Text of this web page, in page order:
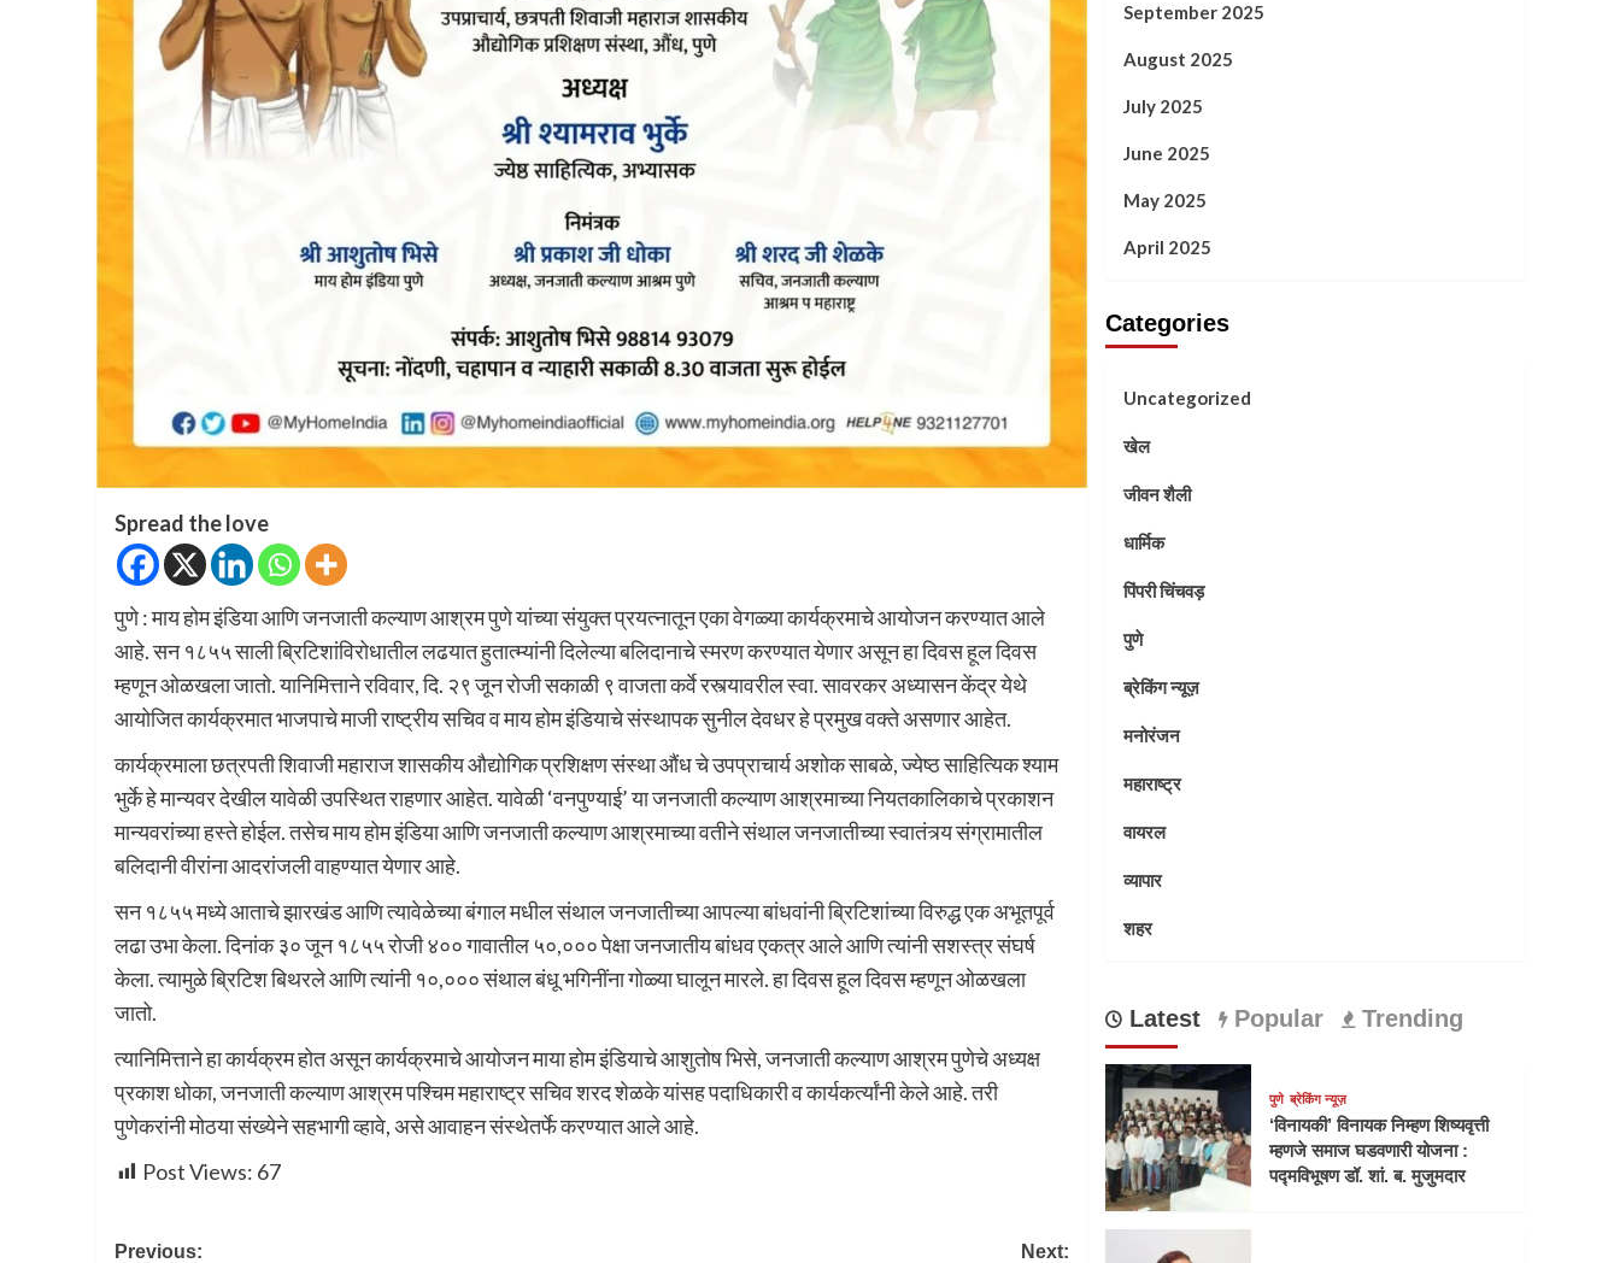
Spread the love
पुणे : माय होम इंडिया आणि जनजाती कल्याण आश्रम पुणे यांच्या संयुक्त प्रयत्नातून एका वेगळ्या कार्यक्रमाचे आयोजन करण्यात आले
आहे. सन १८५५ साली ब्रिटिशांविरोधातील लढयात हुतात्म्यांनी दिलेल्या बलिदानाचे स्मरण करण्यात येणार असून हा दिवस हूल दिवस
म्हणून ओळखला जातो. यानिमित्ताने रविवार, दि. २९ जून रोजी सकाळी ९ वाजता कर्वे रस्त्यावरील स्वा. सावरकर अध्यासन केंद्र येथे
आयोजित कार्यक्रमात भाजपाचे माजी राष्ट्रीय सचिव व माय होम इंडियाचे संस्थापक सुनील देवधर हे प्रमुख वक्ते असणार आहेत.
कार्यक्रमाला छत्रपती शिवाजी महाराज शासकीय औद्योगिक प्रशिक्षण संस्था औंध चे उपप्राचार्य अशोक साबळे, ज्येष्ठ साहित्यिक श्याम
भुर्के हे मान्यवर देखील यावेळी उपस्थित राहणार आहेत. यावेळी ‘वनपुण्याई’ या जनजाती कल्याण आश्रमाच्या नियतकालिकाचे प्रकाशन
मान्यवरांच्या हस्ते होईल. तसेच माय होम इंडिया आणि जनजाती कल्याण आश्रमाच्या वतीने संथाल जनजातीच्या स्वातंत्र्य संग्रामातील
बलिदानी वीरांना आदरांजली वाहण्यात येणार आहे.
सन १८५५ मध्ये आताचे झारखंड आणि त्यावेळेच्या बंगाल मधील संथाल जनजातीच्या आपल्या बांधवांनी ब्रिटिशांच्या विरुद्ध एक अभूतपूर्व
लढा उभा केला. दिनांक ३० जून १८५५ रोजी ४०० गावातील ५०,००० पेक्षा जनजातीय बांधव एकत्र आले आणि त्यांनी सशस्त्र संघर्ष
केला. त्यामुळे ब्रिटिश बिथरले आणि त्यांनी १०,००० संथाल बंधू भगिनींना गोळ्या घालून मारले. हा दिवस हूल दिवस म्हणून ओळखला
जातो.
त्यानिमित्ताने हा कार्यक्रम होत असून कार्यक्रमाचे आयोजन माया होम इंडियाचे आशुतोष भिसे, जनजाती कल्याण आश्रम पुणेचे अध्यक्ष
प्रकाश धोका, जनजाती कल्याण आश्रम पश्चिम महाराष्ट्र सचिव शरद शेळके यांसह पदाधिकारी व कार्यकर्त्यांनी केले आहे. तरी
पुणेकरांनी मोठया संख्येने सहभागी व्हावे, असे आवाहन संस्थेतर्फे करण्यात आले आहे.
Post Views: 67
Previous:
Next:
September 2025
August 2025
July 2025
June 2025
May 2025
April 2025
Categories
Uncategorized
खेल
जीवन शैली
धार्मिक
पिंपरी चिंचवड़
पुणे
ब्रेकिंग न्यूज़
मनोरंजन
महाराष्ट्र
वायरल
व्यापार
शहर
Latest Popular Trending
पुणे ब्रेकिंग न्यूज़
‘विनायकी’ विनायक निम्हण शिष्यवृत्ती
म्हणजे समाज घडवणारी योजना :
पद्मविभूषण डॉ. शां. ब. मुजुमदार